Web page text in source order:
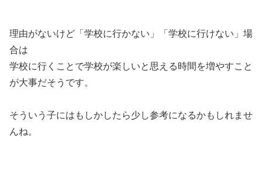
理由がないけど「学校に行かない」「学校に行けない」場
合は
学校に行くことで学校が楽しいと思える時間を増やすこと
が大事だそうです。
そういう子にはもしかしたら少し参考になるかもしれませ
んね。